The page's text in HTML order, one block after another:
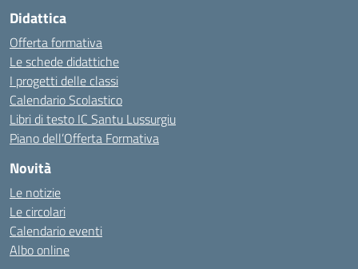
Didattica
Offerta formativa
Le schede didattiche
I progetti delle classi
Calendario Scolastico
Libri di testo IC Santu Lussurgiu
Piano dell’Offerta Formativa
Novità
Le notizie
Le circolari
Calendario eventi
Albo online